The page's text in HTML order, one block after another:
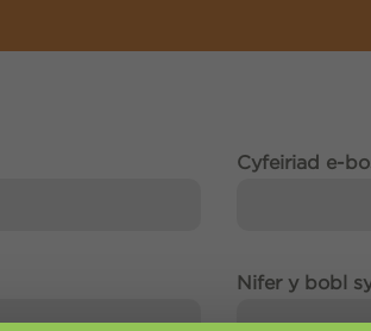
Cyfeiriad e-
Nifer y bobl